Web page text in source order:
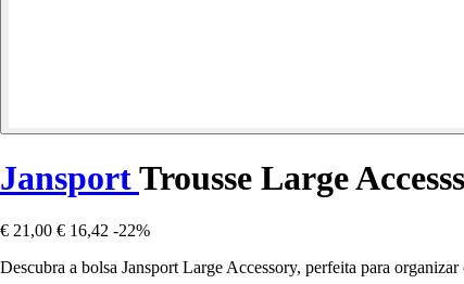
JansportTrousse Large
€ 21,00 € 16,42 -22%
Descubra a bolsa Jansport Large Accessory, perfeita para